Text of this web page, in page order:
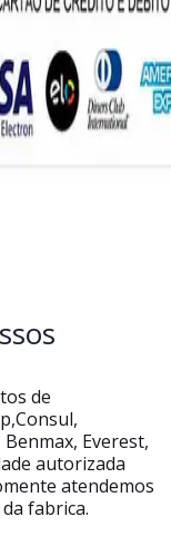
de
Everest,
autorizada
atendemos
fabrica.